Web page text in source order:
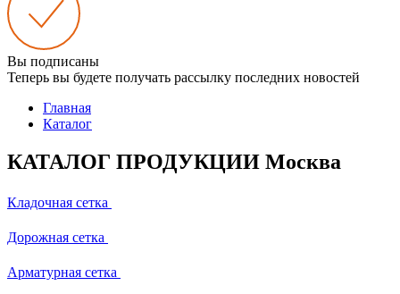
Вы подписаны
Теперь вы будете получать рассылку последних новостей
Главная
Каталог
КАТАЛОГ ПРОДУКЦИИ Москва
Кладочная сетка
Дорожная сетка
Арматурная сетка